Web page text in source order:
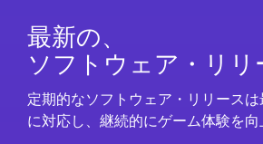
最新の、
ソ フ ト ウ ェ ア ・ リ リ
定期的なソフトウェア ・リリースは
に 対 応 し、継続的にゲ ー ム体験を向